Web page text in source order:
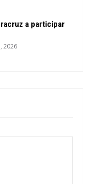
a participar
2026